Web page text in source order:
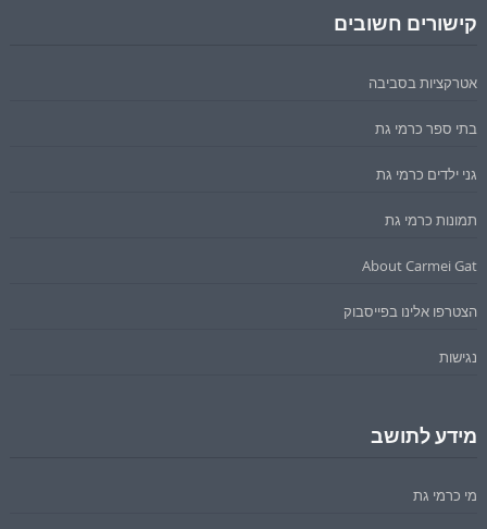
קישורים חשובים
אטרקציות בסביבה
בתי ספר כרמי גת
גני ילדים כרמי גת
תמונות כרמי גת
About Carmei Gat
הצטרפו אלינו בפייסבוק
נגישות
מידע לתושב
מי כרמי גת